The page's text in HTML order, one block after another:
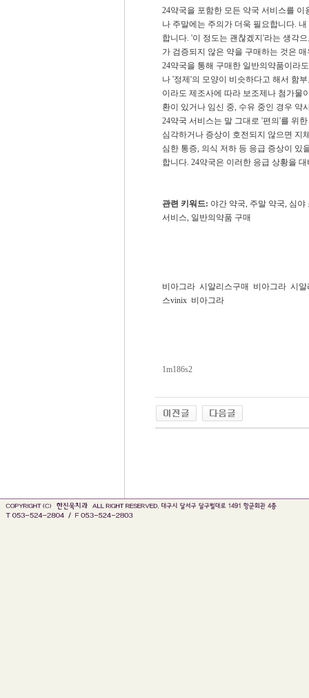
24약국을 포함한 모든 약국 서비스를
나 주말에는 주의가 더욱 필요합니다.
합니다. '이 정도는 괜찮겠지'라는 생각
가 검증되지 않은 약을 구매하는 것은
24약국을 통해 구매한 일반의약품이라
나 '정제'의 모양이 비슷하다고 해서 함
이라도 제조사에 따라 보조제나 첨가물
환이 있거나 임신 중, 수유 중인 경우 약
24약국 서비스는 말 그대로 '편의'를 위
심각하거나 증상이 호전되지 않으면 지
심한 통증, 의식 저하 등 응급 증상이 있
합니다. 24약국은 이러한 응급 상황을
관련 키워드: 야간 약국, 주말 약국, 심
서비스, 일반의약품 구매
비아그라 시알리스구매 비아그라 시알
스vinix 비아그라
1m186s2